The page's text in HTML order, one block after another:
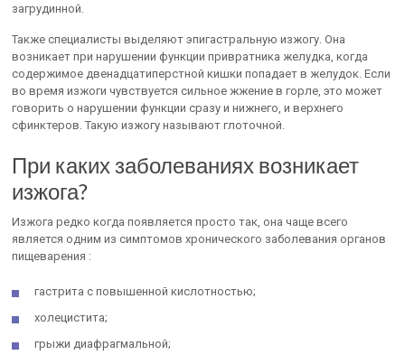
загрудинной.
Также специалисты выделяют эпигастральную изжогу. Она
возникает при нарушении функции привратника желудка, когда
содержимое двенадцатиперстной кишки попадает в желудок. Если
во время изжоги чувствуется сильное жжение в горле, это может
говорить о нарушении функции сразу и нижнего, и верхнего
сфинктеров. Такую изжогу называют глоточной.
При каких заболеваниях возникает
изжога?
Изжога редко когда появляется просто так, она чаще всего
является одним из симптомов хронического заболевания органов
пищеварения :
гастрита с повышенной кислотностью;
холецистита;
грыжи диафрагмальной;